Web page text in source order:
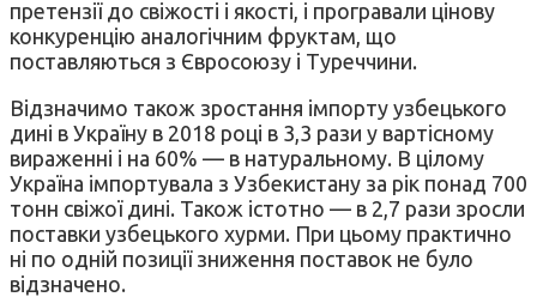
претензії до свіжості і якості, і програвали цінову
конкуренцію аналогічним фруктам, що
поставляються з Євросоюзу і Туреччини.
Відзначимо також зростання імпорту узбецького
дині в Україну в 2018 році в 3,3 рази у вартісному
вираженні і на 60% — в натуральному. В цілому
Україна імпортувала з Узбекистану за рік понад 700
тонн свіжої дині. Також істотно — в 2,7 рази зросли
поставки узбецького хурми. При цьому практично
ні по одній позиції зниження поставок не було
відзначено.